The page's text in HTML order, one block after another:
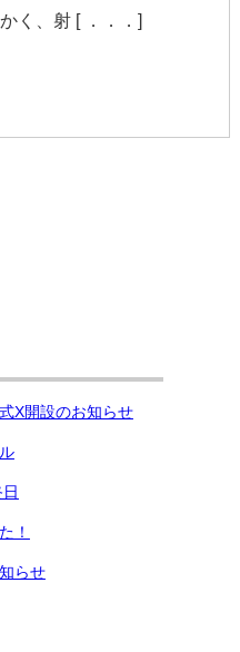
く、射 [ ．．．]
X開設のお知らせ
！
らせ